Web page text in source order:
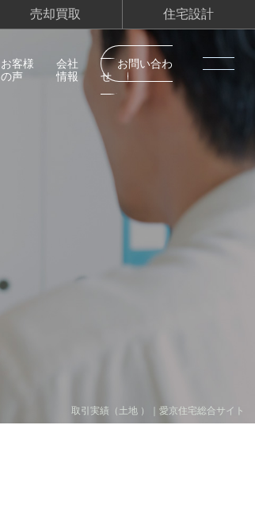
売却買取 住宅設計
お客様
の声
会社
情報
お問い合わ
せ
取引実績（土地 ）｜愛京住宅総合サイト